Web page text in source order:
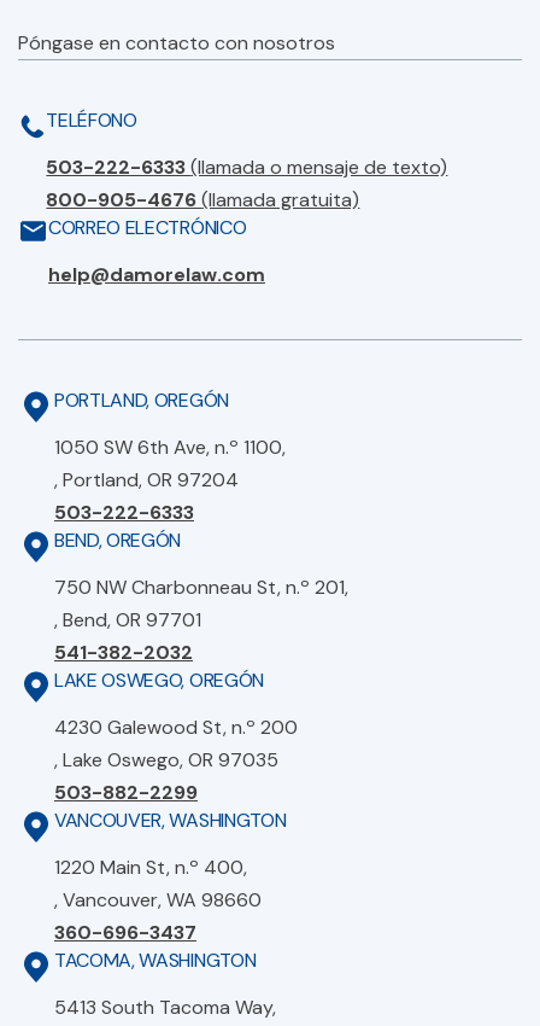
Póngase en contacto con nosotros
TELÉFONO
503-222-6333(llamada o mensaje de texto)
800-905-4676(llamada gratuita)
CORREO ELECTRÓNICO
help@damorelaw.com
PORTLAND, OREGÓN
1050 SW 6th Ave, n.º 1100,
, Portland, OR 97204
503-222-6333
BEND, OREGÓN
750 NW Charbonneau St, n.º 201,
, Bend, OR 97701
541-382-2032
LAKE OSWEGO, OREGÓN
4230 Galewood St, n.º 200
, Lake Oswego, OR 97035
503-882-2299
VANCOUVER, WASHINGTON
1220 Main St, n.º 400,
, Vancouver, WA 98660
360-696-3437
TACOMA, WASHINGTON
5413 South Tacoma Way,